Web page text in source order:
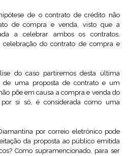
de o contrato de crédito não
de compra e venda, visto que a
a celebrar ambos os contratos,
celebração do contrato de compra e
do caso partiremos desta última
de uma proposta de contrato e um
põe em causa a compra e venda do
si só, é considerada como uma
por correio eletrónico pode
da proposta ao público emitida
Como supramencionado, para ser